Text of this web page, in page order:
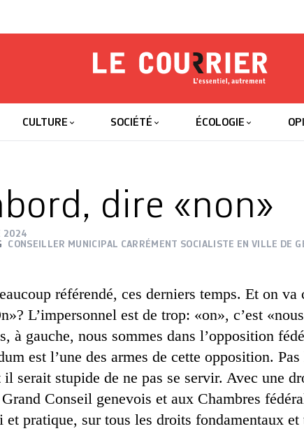
Le Courrier
CULTURE SOCIÉTÉ ÉCOLOGIE
dire «non»
2024
CONSEILLER MUNICIPAL CARRÉMENT SOCIALISTE EN VILLE DE
référendé, ces derniers temps. Et on va
L’impersonnel est de trop: «on», c’est
à gauche, nous sommes dans l’opposition
est l’une des armes de cette opposition.
il serait stupide de ne pas se servir. Avec une
Conseil genevois et aux Chambres
et pratique, sur tous les droits fondamentaux